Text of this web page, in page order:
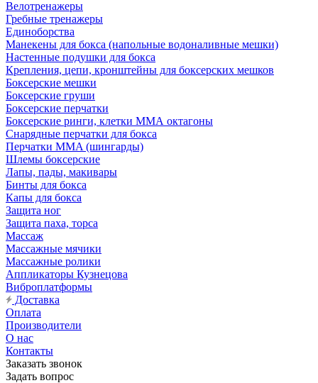
Велотренажеры
Гребные тренажеры
Единоборства
Манекены для бокса (напольные водоналивные мешки)
Настенные подушки для бокса
Крепления, цепи, кронштейны для боксерских мешков
Боксерские мешки
Боксерские груши
Боксерские перчатки
Боксерские ринги, клетки ММА октагоны
Снарядные перчатки для бокса
Перчатки MMA (шингарды)
Шлемы боксерские
Лапы, пады, макивары
Бинты для бокса
Капы для бокса
Защита ног
Защита паха, торса
Массаж
Массажные мячики
Массажные ролики
Аппликаторы Кузнецова
Виброплатформы
Доставка
Оплата
Производители
О нас
Контакты
Заказать звонок
Задать вопрос